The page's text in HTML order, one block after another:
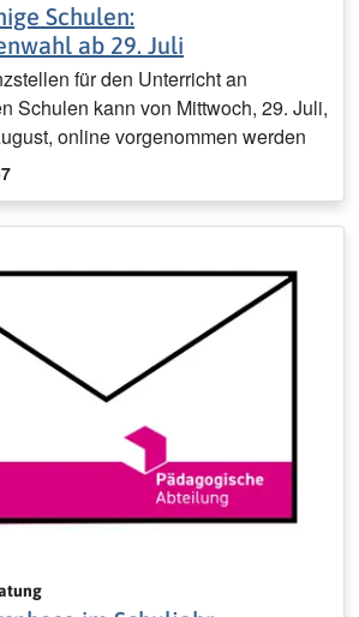
Schulen:
ab 29. Juli
für den Unterricht an
Schulen kann von Mittwoch, 29. Juli,
online vorgenommen werden